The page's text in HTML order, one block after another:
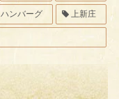
ハンバーグ 上新庄